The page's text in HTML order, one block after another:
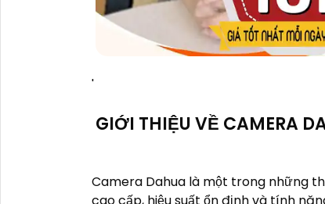
'
GIỚI THIỆU VỀ CAMERA
Camera Dahua là một trong những